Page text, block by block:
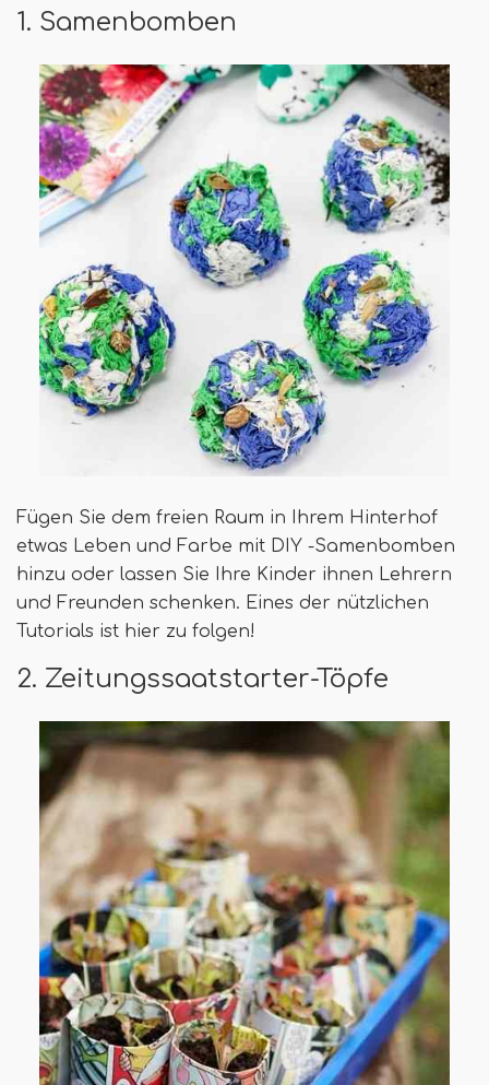
1. Samenbomben
Fügen Sie dem freien Raum in Ihrem Hinterhof
etwas Leben und Farbe mit DIY -Samenbomben
hinzu oder lassen Sie Ihre Kinder ihnen Lehrern
und Freunden schenken. Eines der nützlichen
Tutorials ist hier zu folgen!
2. Zeitungssaatstarter-Töpfe